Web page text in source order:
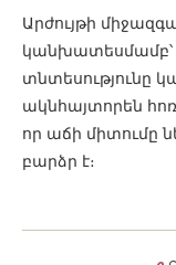
Արժույթի
տնտեսությունը
ակնհայտորեն
որ աճի միտումը
բարձր է։